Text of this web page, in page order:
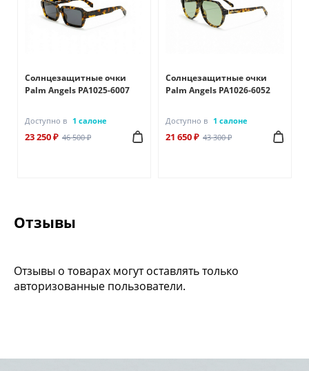
Солнцезащитные очки
Palm Angels PA1025-6007
Доступно в 1 салоне
23 250 ₽ 46 500 ₽
Солнцезащитные очки
Palm Angels PA1026-6052
Доступно в 1 салоне
21 650 ₽ 43 300 ₽
Отзывы
Отзывы о товарах могут оставлять только
авторизованные пользователи.